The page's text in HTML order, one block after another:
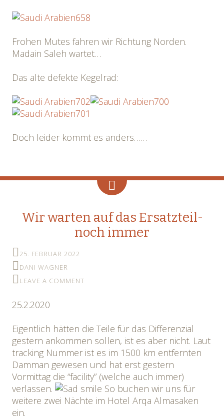
Frohen Mutes fahren wir Richtung Norden.
Madain Saleh wartet…
Das alte defekte Kegelrad:
Doch leider kommt es anders……
Wir warten auf das Ersatzteil-
noch immer
25. FEBRUAR 2022
DANI WAGNER
LEAVE A COMMENT
25.2.2020
Eigentlich hätten die Teile für das Differenzial
gestern ankommen sollen, ist es aber nicht. Laut
tracking Nummer ist es im 1500 km entfernten
Damman gewesen und hat erst gestern
Vormittag die “facility” (welche auch immer)
verlassen.
So buchen wir uns für
weitere zwei Nächte im Hotel Arqa Almasaken
ein.